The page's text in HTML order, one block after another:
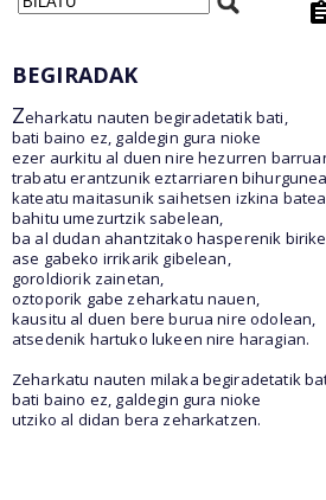
BEGIRADAK
Zeharkatu nauten begiradetatik bati,
bati baino ez, galdegin gura nioke
ezer aurkitu al duen nire hezurren
trabatu erantzunik eztarriaren
kateatu maitasunik saihetsen izkina
bahitu umezurtzik sabelean,
ba al dudan ahantzitako hasperenik
ase gabeko irrikarik gibelean,
goroldiorik zainetan,
oztoporik gabe zeharkatu nauen,
kausitu al duen bere burua nire odolean,
atsedenik hartuko lukeen nire haragian.
Zeharkatu nauten milaka begiradetatik
bati baino ez, galdegin gura nioke
utziko al didan bera zeharkatzen.